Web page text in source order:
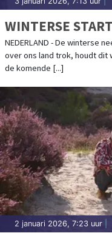
WINTERSE
NEDERLAND - De winterse
over ons land trok, houdt dit
de komende [...]
2 januari 2026, 7:23 uur